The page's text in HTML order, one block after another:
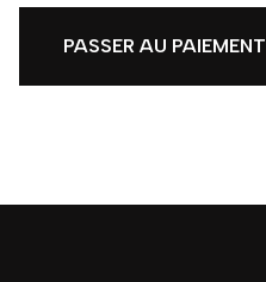
PASSER AU PAIEMENT